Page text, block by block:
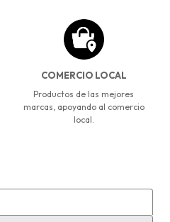
COMERCIO LOCAL
Productos de las mejores
marcas, apoyando al comercio
local.